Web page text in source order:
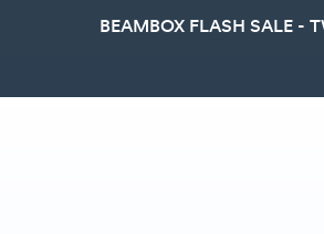
BEAMBOX FLASH SALE -